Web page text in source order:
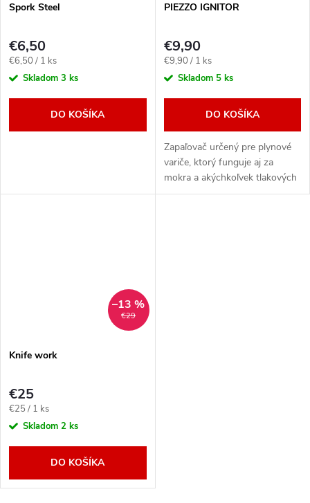
Spork Steel
€6,50
Jednotková
cena:
€6,50 / 1 ks
Skladom 3 ks
DO KOŠÍKA
PIEZZO IGNITOR
€9,90
Jednotková
cena:
€9,90 / 1 ks
Skladom 5 ks
DO KOŠÍKA
Zapaľovač určený pre plynové
variče, ktorý funguje aj za
mokra a akýchkoľvek tlakových
podmienok.
€29
–13 %
Knife work
€25
Jednotková
cena:
€25 / 1 ks
Skladom 2 ks
DO KOŠÍKA